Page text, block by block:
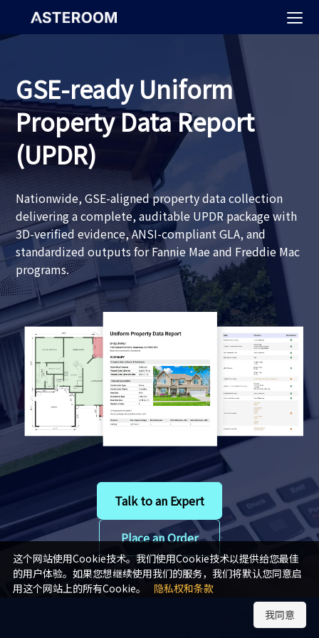
GSE-ready Uniform
Property Data Report
(UPDR)
Nationwide, GSE-aligned property data collection
delivering a complete, auditable UPDR package with
3D-verified evidence, ANSI-compliant GLA, and
standardized outputs for Fannie Mae and Freddie Mac
programs.
Talk to an Expert
Place an Order
这个网站使用Cookie技术。我们使用Cookie技术以提供给您最佳
的用户体验。如果您想继续使用我们的服务，我们将默认您同意启
用这个网站上的所有Cookie。
隐私权和条款
我同意